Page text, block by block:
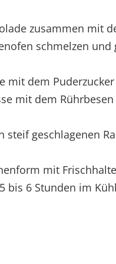
zusammen mit
schmelzen und
mit dem
mit dem
steif geschlagenen
mit
bis 6 Stunden im